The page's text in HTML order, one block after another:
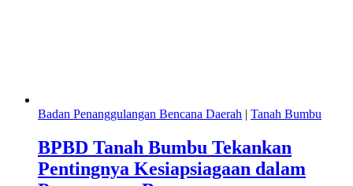
Badan Penanggulangan Bencana Daerah | Tanah Bumbu
BPBD Tanah Bumbu Tekankan
Pentingnya Kesiapsiagaan dalam